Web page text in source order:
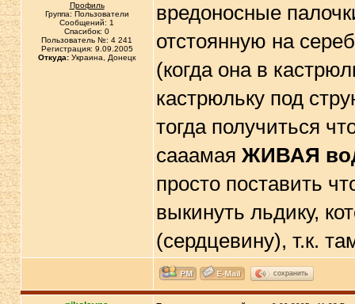
Профиль
Группа: Пользователи
Сообщений: 1
Спасибок: 0
Пользователь №: 4 241
Регистрация: 9.09.2005
Откуда: Украина, Донецк
вредоносные
отстоянную на
(когда она в
кастрюльку под
тогда получиться
сааамая ЖИВАЯ
просто поставить
выкинуть льдику,
(сердцевину), т.к.
сохранить